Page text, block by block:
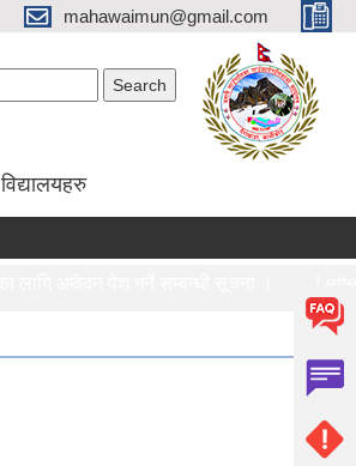
mahawaimun@gmail.com
विद्यालयहरु